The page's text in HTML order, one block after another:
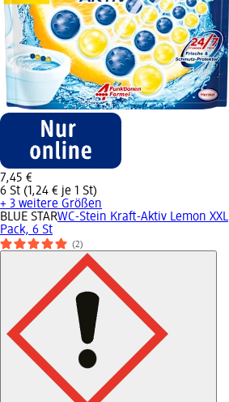
7,45 €
6 St (1,24 € je 1 St)
+ 3 weitere Größen
BLUE STARWC-Stein Kraft-Aktiv Lemon XXL
Pack, 6 St
(2)